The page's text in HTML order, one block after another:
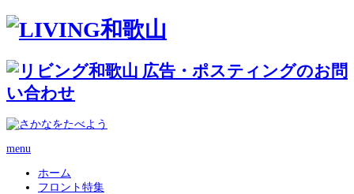
menu
ホーム
フロント特集